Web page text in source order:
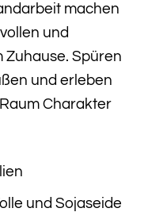
machen
und
Zuhause. Spüren
und erleben
Charakter
und Sojaseide